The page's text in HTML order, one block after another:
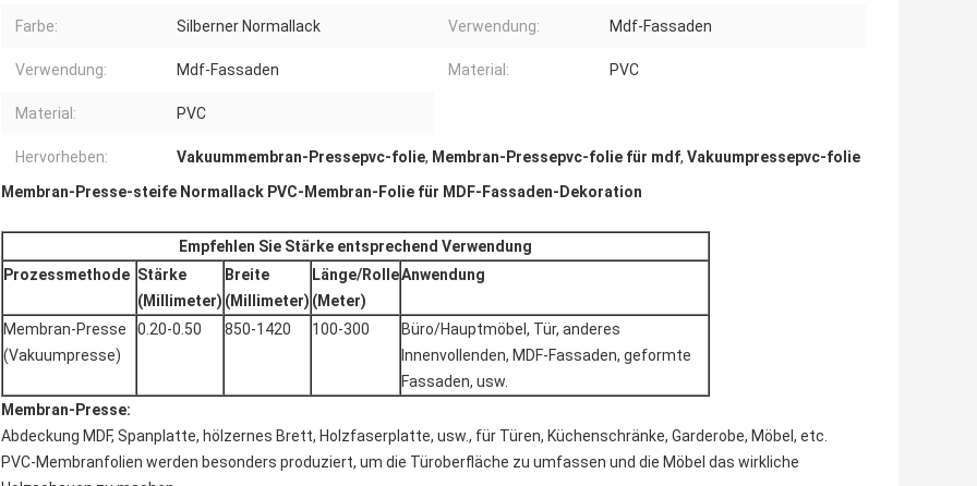
Farbe: Silberner Normallack Verwendung: Mdf-Fassaden
Verwendung: Mdf-Fassaden Material: PVC
Material: PVC
Hervorheben: Vakuummembran-Pressepvc-folie, Membran-Pressepvc-folie für mdf, Vakuumpressepvc-folie
Membran-Presse-steife Normallack PVC-Membran-Folie für MDF-Fassaden-Dekoration
Empfehlen Sie Stärke entsprechend Verwendung
Prozessmethode Stärke
(Millimeter)
Breite
(Millimeter)
Länge/Rolle
(Meter)
Anwendung
Membran-Presse
(Vakuumpresse)
0.20-0.50 850-1420 100-300
Büro/Hauptmöbel, Tür, anderes
Innenvollenden, MDF-Fassaden, geformte
Fassaden, usw.
Membran-Presse:
Abdeckung MDF, Spanplatte, hölzernes Brett, Holzfaserplatte, usw., für Türen, Küchenschränke, Garderobe, Möbel, etc.
PVC-Membranfolien werden besonders produziert, um die Türoberfläche zu umfassen und die Möbel das wirkliche